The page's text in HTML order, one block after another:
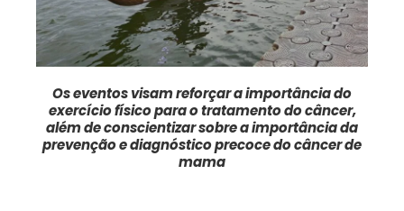
Os eventos visam reforçar a importância do
exercício físico para o tratamento do câncer,
além de conscientizar sobre a importância da
prevenção e diagnóstico precoce do câncer de
mama